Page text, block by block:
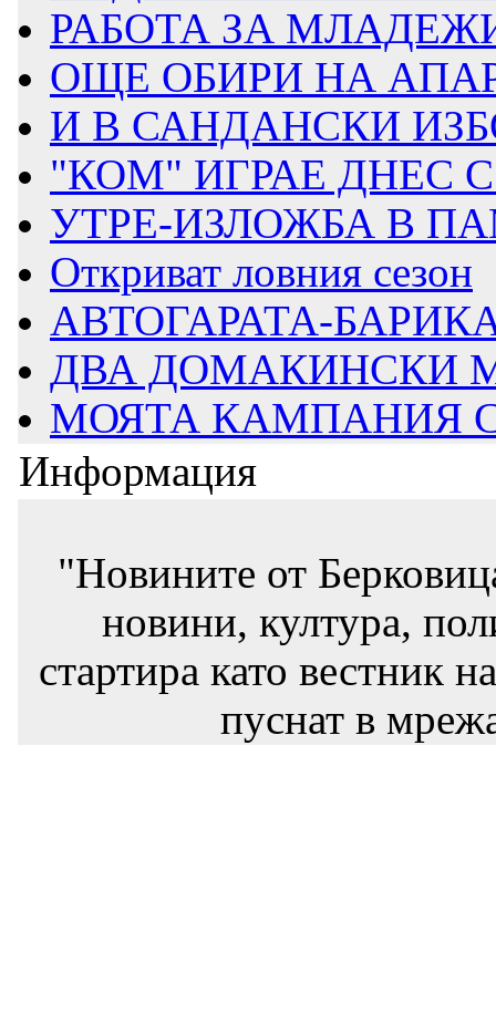
РАБОТА ЗА
ОЩЕ ОБИРИ НА
И В САНДАНСКИ
"КОМ" ИГРАЕ ДНЕС
УТРЕ-ИЗЛОЖБА В
Откриват ловния сезон
АВТОГАРАТА-
ДВА ДОМАКИНСКИ
МОЯТА КАМПАНИЯ
Информация
"Новините от
новини, култура,
стартира като вестник
пуснат в